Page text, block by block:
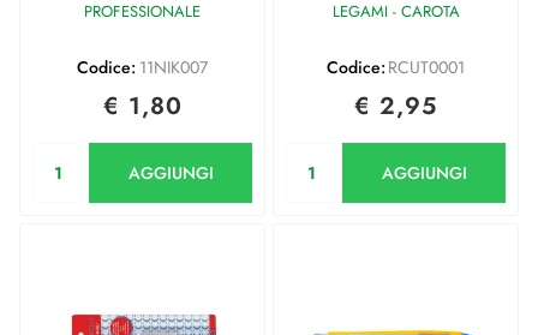
PROFESSIONALE
Codice: 11NIK007
€ 1,80
AGGIUNGI
LEGAMI - CAROTA
Codice: RCUT0001
€ 2,95
AGGIUNGI